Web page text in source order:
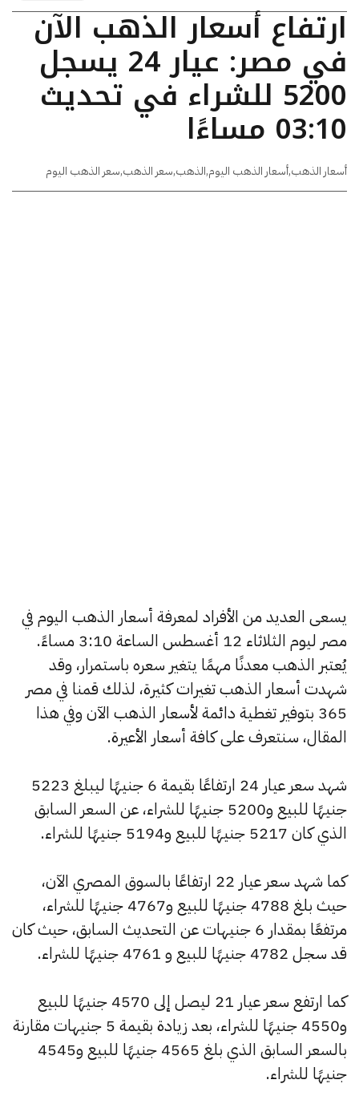
ارتفاع أسعار الذهب الآن
في مصر: عيار 24 يسجل
5200 للشراء في تحديث
03:10 مساءًا
أسعار الذهب,أسعار الذهب اليوم,الذهب,سعر الذهب,سعر الذهب اليوم
يسعى العديد من الأفراد لمعرفة أسعار الذهب اليوم في
مصر ليوم الثلاثاء 12 أغسطس الساعة 3:10 مساءً.
يُعتبر الذهب معدنًا مهمًا يتغير سعره باستمرار، وقد
شهدت أسعار الذهب تغيرات كثيرة، لذلك قمنا في مصر
365 بتوفير تغطية دائمة لأسعار الذهب الآن وفي هذا
المقال، سنتعرف على كافة أسعار الأعيرة.
شهد سعر عيار 24 ارتفاعًا بقيمة 6 جنيهًا ليبلغ 5223
جنيهًا للبيع و5200 جنيهًا للشراء، عن السعر السابق
الذي كان 5217 جنيهًا للبيع و5194 جنيهًا للشراء.
كما شهد سعر عيار 22 ارتفاعًا بالسوق المصري الآن،
حيث بلغ 4788 جنيهًا للبيع و4767 جنيهًا للشراء،
مرتفعًا بمقدار 6 جنيهات عن التحديث السابق، حيث كان
قد سجل 4782 جنيهًا للبيع و 4761 جنيهًا للشراء.
كما ارتفع سعر عيار 21 ليصل إلى 4570 جنيهًا للبيع
و4550 جنيهًا للشراء، بعد زيادة بقيمة 5 جنيهات مقارنة
بالسعر السابق الذي بلغ 4565 جنيهًا للبيع و4545
جنيهًا للشراء.